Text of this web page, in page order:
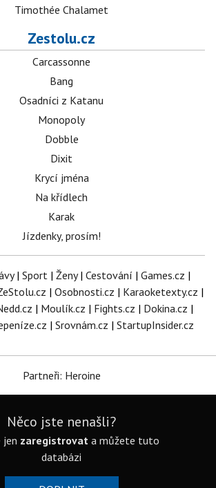
Timothée Chalamet
Zestolu.cz
Carcassonne
Bang
Osadníci z Katanu
Monopoly
Dobble
Dixit
Krycí jména
Na křídlech
Karak
Jízdenky, prosím!
| Sport | Ženy| Cestování | Games.cz |
| Osobnosti.cz | Karaoketexty.cz |
| Moulík.cz | Fights.cz | Dokina.cz |
| Srovnám.cz | StartupInsider.cz
Partneři: Heroine
Něco jste nenašli?
jen zaregistrovat a můžete tuto
databázi